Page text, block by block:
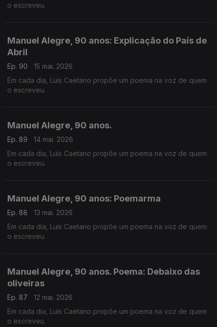
o escreveu.
Manuel Alegre, 90 anos: Explicação do País de
Abril
Ep. 90
15 mai. 2026
Em cada dia, Luís Caetano propõe um poema na voz de quem
o escreveu.
Manuel Alegre, 90 anos.
Ep. 89
14 mai. 2026
Em cada dia, Luís Caetano propõe um poema na voz de quem
o escreveu.
Manuel Alegre, 90 anos: Poemarma
Ep. 88
13 mai. 2026
Em cada dia, Luís Caetano propõe um poema na voz de quem
o escreveu.
Manuel Alegre, 90 anos. Poema: Debaixo das
oliveiras
Ep. 87
12 mai. 2026
Em cada dia, Luís Caetano propõe um poema na voz de quem
o escreveu.